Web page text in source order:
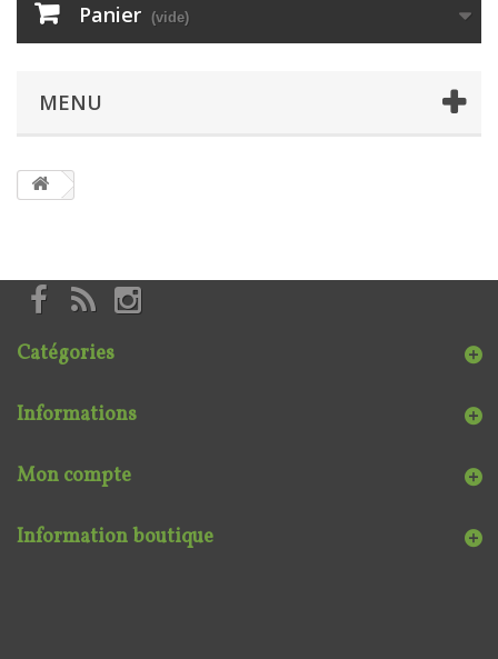
Panier (vide)
MENU
Catégories
Informations
Mon compte
Information boutique